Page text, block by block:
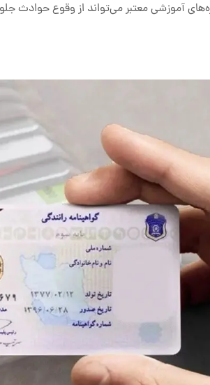
آموزشی معتبر می‌تواند از وقوع حوادث